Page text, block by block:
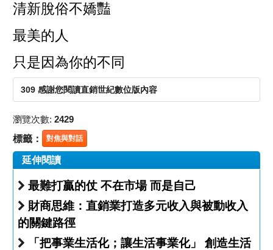
清新脫俗不嬌豔
最美的人
只是因為你的不同
309 感謝您閱讀直銷世紀數位版內容
瀏覽次數: 2429
標籤： 對焦與對話
延伸閱讀
最難打贏的仗 不在市場 而是自己
財商思維：直銷業打造多元收入與被動收入
的關鍵路徑
「把事業生活化；讓生活事業化」 創造生活